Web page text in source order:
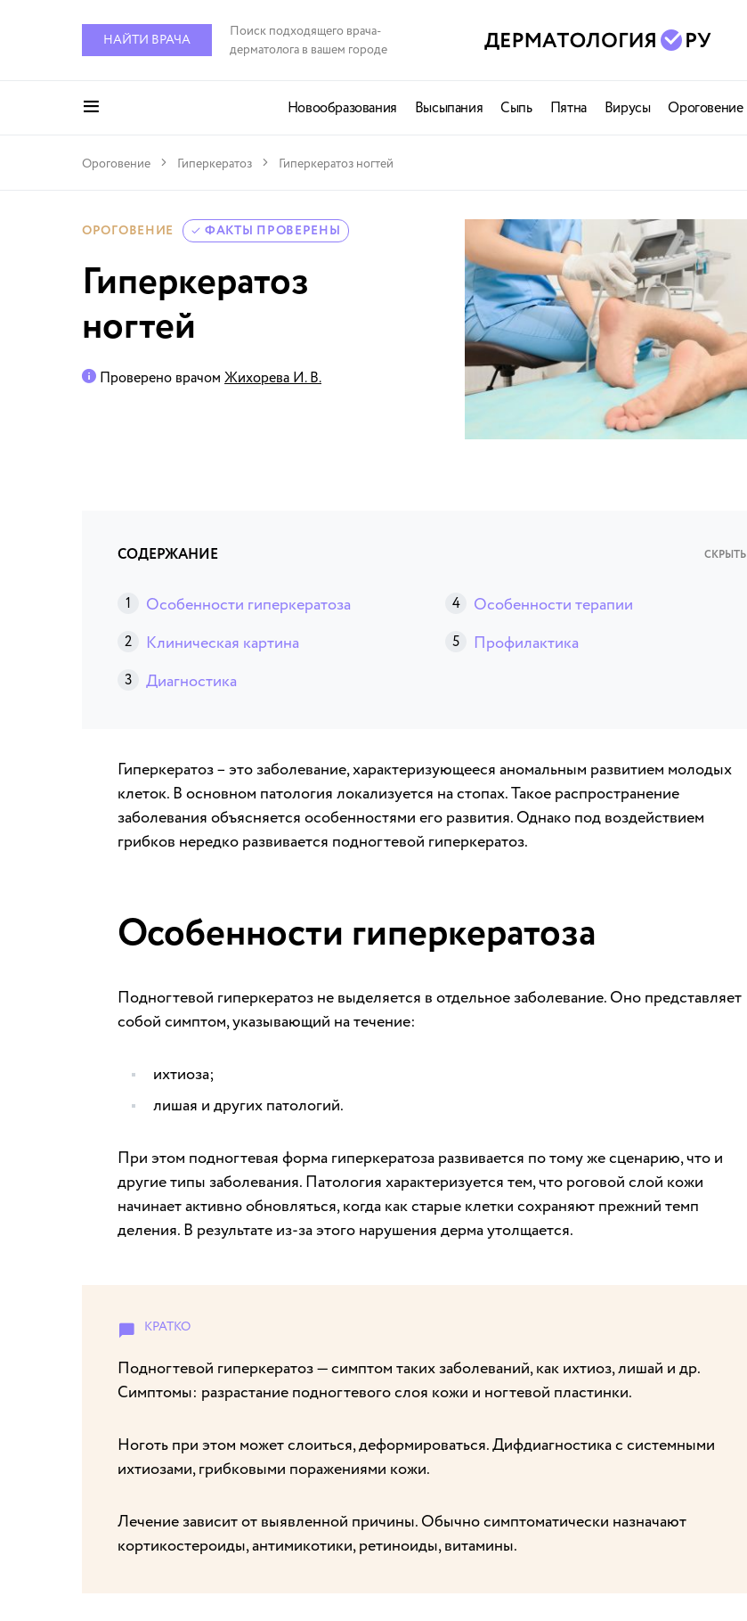
НАЙТИ ВРАЧА
Поиск подходящего врача-
дерматолога в вашем городе
Новообразования Высыпания Сыпь Пятна Вирусы Ороговение
Ороговение Гиперкератоз Гиперкератоз ногтей
ОРОГОВЕНИЕ ФАКТЫ ПРОВЕРЕНЫ
Гиперкератоз
ногтей
Проверено врачом Жихорева И. В.
СОДЕРЖАНИЕ СКРЫТЬ
Особенности гиперкератоза
Клиническая картина
Диагностика
Особенности терапии
Профилактика
Гиперкератоз – это заболевание, характеризующееся аномальным развитием молодых
клеток. В основном патология локализуется на стопах. Такое распространение
заболевания объясняется особенностями его развития. Однако под воздействием
грибков нередко развивается подногтевой гиперкератоз.
Особенности гиперкератоза
Подногтевой гиперкератоз не выделяется в отдельное заболевание. Оно представляет
собой симптом, указывающий на течение:
ихтиоза;
лишая и других патологий.
При этом подногтевая форма гиперкератоза развивается по тому же сценарию, что и
другие типы заболевания. Патология характеризуется тем, что роговой слой кожи
начинает активно обновляться, когда как старые клетки сохраняют прежний темп
деления. В результате из-за этого нарушения дерма утолщается.
Подногтевой гиперкератоз — симптом таких заболеваний, как ихтиоз, лишай и др.
Симптомы: разрастание подногтевого слоя кожи и ногтевой пластинки.
Ноготь при этом может слоиться, деформироваться. Дифдиагностика с системными
ихтиозами, грибковыми поражениями кожи.
Лечение зависит от выявленной причины. Обычно симптоматически назначают
кортикостероиды, антимикотики, ретиноиды, витамины.